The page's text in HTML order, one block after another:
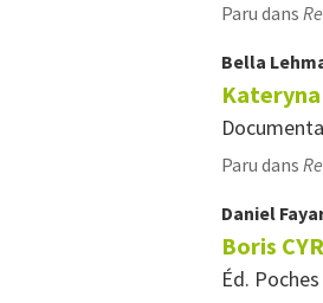
Paru dans
Bella
Paru dans
Daniel
Boris
Éd.